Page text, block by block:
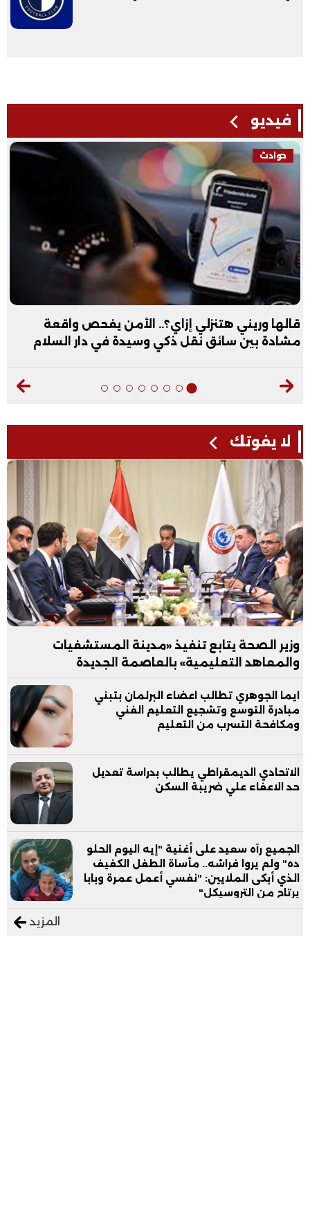
فيديو
حوادث
قالها وريني هتنزلي إزاي؟.. الأمن يفحص واقعة
مشادة بين سائق نقل ذكي وسيدة في دار السلام
لا يفوتك
وزير الصحة يتابع تنفيذ «مدينة المستشفيات
والمعاهد التعليمية» بالعاصمة الجديدة
ايما الجوهري تطالب اعضاء البرلمان بتبني
مبادرة التوسع وتشجيع التعليم الفني
ومكافحة التسرب من التعليم
الاتحادي الديمقراطي يطالب بدراسة تعديل
حد الاعفاء علي ضريبة السكن
الجميع رآه سعيد على أغنية "إيه اليوم الحلو
ده" ولم يروا فراشه.. مأساة الطفل الكفيف
الذي أبكى الملايين: "نفسي أعمل عمرة وبابا
يرتاح من التروسيكل"
المزيد